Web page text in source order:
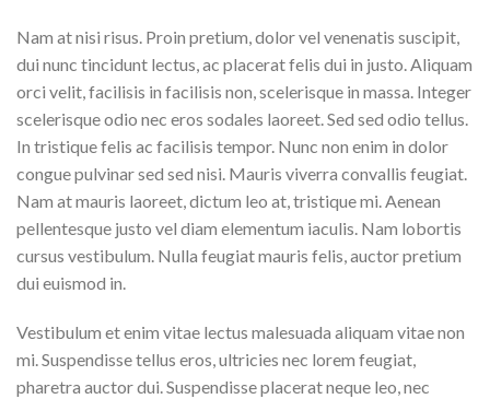
Nam at nisi risus. Proin pretium, dolor vel venenatis suscipit,
dui nunc tincidunt lectus, ac placerat felis dui in justo. Aliquam
orci velit, facilisis in facilisis non, scelerisque in massa. Integer
scelerisque odio nec eros sodales laoreet. Sed sed odio tellus.
In tristique felis ac facilisis tempor. Nunc non enim in dolor
congue pulvinar sed sed nisi. Mauris viverra convallis feugiat.
Nam at mauris laoreet, dictum leo at, tristique mi. Aenean
pellentesque justo vel diam elementum iaculis. Nam lobortis
cursus vestibulum. Nulla feugiat mauris felis, auctor pretium
dui euismod in.
Vestibulum et enim vitae lectus malesuada aliquam vitae non
mi. Suspendisse tellus eros, ultricies nec lorem feugiat,
pharetra auctor dui. Suspendisse placerat neque leo, nec